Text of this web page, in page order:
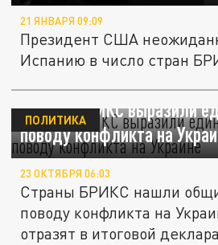
21 ЯНВАРЯ 09:09
Президент США
Испанию в число стран
Страны БРИКС выразили
поводу конфликта на
ПОЛИТИКА
23 ОКТЯБРЯ 06:03
Страны БРИКС нашли
поводу конфликта на
отразят в итоговой